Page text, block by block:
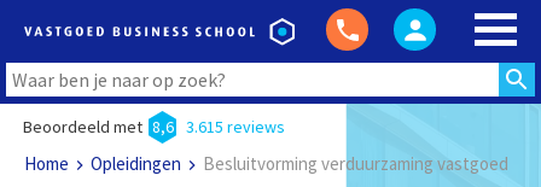
Beoordeeld met 8,6 3.615 reviews
Home Opleidingen Besluitvorming verduurzaming vastgoed